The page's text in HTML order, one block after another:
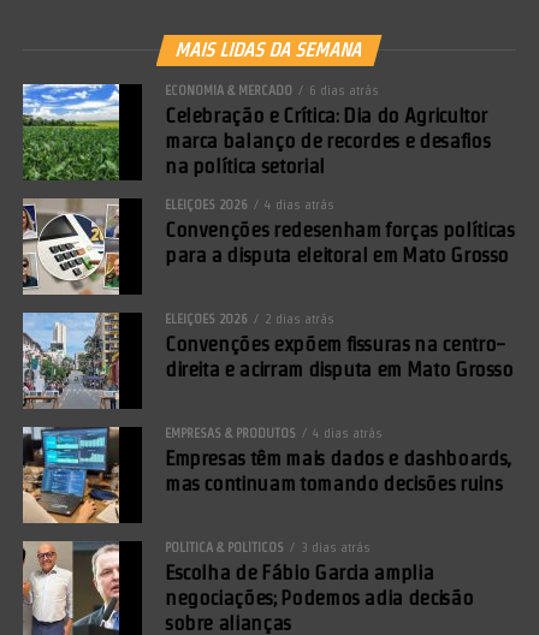
MAIS LIDAS DA SEMANA
ECONOMIA & MERCADO 6 dias atrás
Celebração e Crítica: Dia do Agricultor
marca balanço de recordes e desafios
na política setorial
ELEIÇÕES 2026 4 dias atrás
Convenções redesenham forças políticas
para a disputa eleitoral em Mato Grosso
ELEIÇÕES 2026 2 dias atrás
Convenções expõem fissuras na centro-
direita e acirram disputa em Mato Grosso
EMPRESAS & PRODUTOS 4 dias atrás
Empresas têm mais dados e dashboards,
mas continuam tomando decisões ruins
POLÍTICA & POLÍTICOS 3 dias atrás
Escolha de Fábio Garcia amplia
negociações; Podemos adia decisão
sobre alianças